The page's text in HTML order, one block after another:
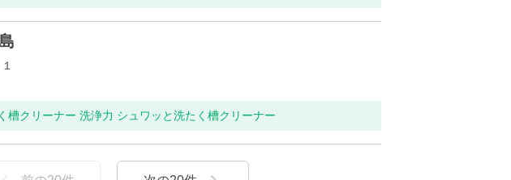
槽クリーナー 洗浄力 シュワッと洗たく槽クリーナー